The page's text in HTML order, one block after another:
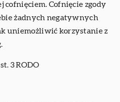
cofnięciem. Cofnięcie zgody
żadnych negatywnych
uniemożliwić korzystanie z
3 RODO